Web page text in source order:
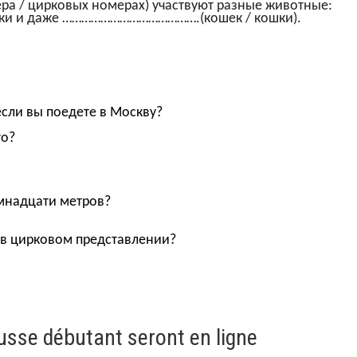
/ цирковых номерах) участвуют разные животные:
и даже …………………………………….(кошек / кошки).
вы поедете в Москву?
метров?
цирковом представлении?
débutant seront en ligne